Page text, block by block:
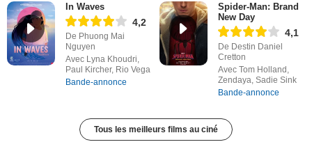
In Waves
4,2
De Phuong Mai
Nguyen
Avec Lyna Khoudri,
Paul Kircher, Rio Vega
Bande-annonce
Spider-Man: Brand
New Day
4,1
De Destin Daniel
Cretton
Avec Tom Holland,
Zendaya, Sadie Sink
Bande-annonce
Tous les meilleurs films au ciné